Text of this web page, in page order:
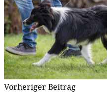
Vorheriger Beitrag